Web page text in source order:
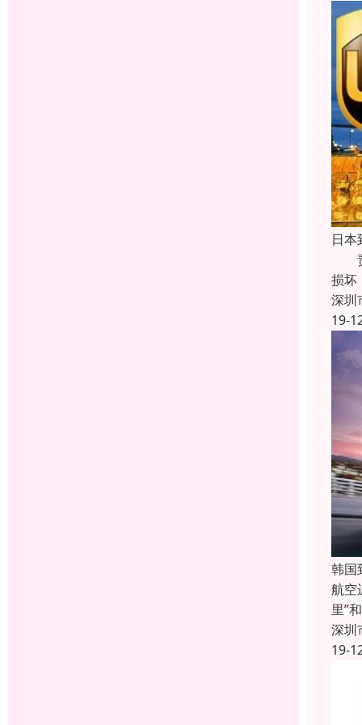
日本
责
损
深圳
19-
韩国
航空
里”
深圳
19-